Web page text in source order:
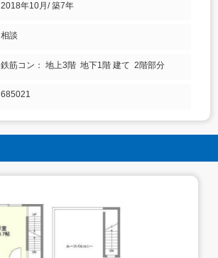
2018年10月/ 築7年
相談
鉄筋コン： 地上3階 地下1階 建て 2階部分
685021